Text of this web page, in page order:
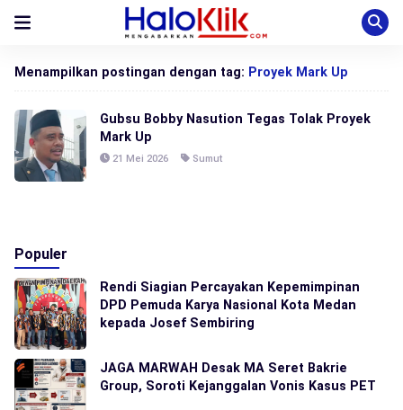
Menampilkan postingan dengan tag: Proyek Mark Up
Gubsu Bobby Nasution Tegas Tolak Proyek
Mark Up
21 Mei 2026 Sumut
Populer
Rendi Siagian Percayakan Kepemimpinan
DPD Pemuda Karya Nasional Kota Medan
kepada Josef Sembiring
JAGA MARWAH Desak MA Seret Bakrie
Group, Soroti Kejanggalan Vonis Kasus PET